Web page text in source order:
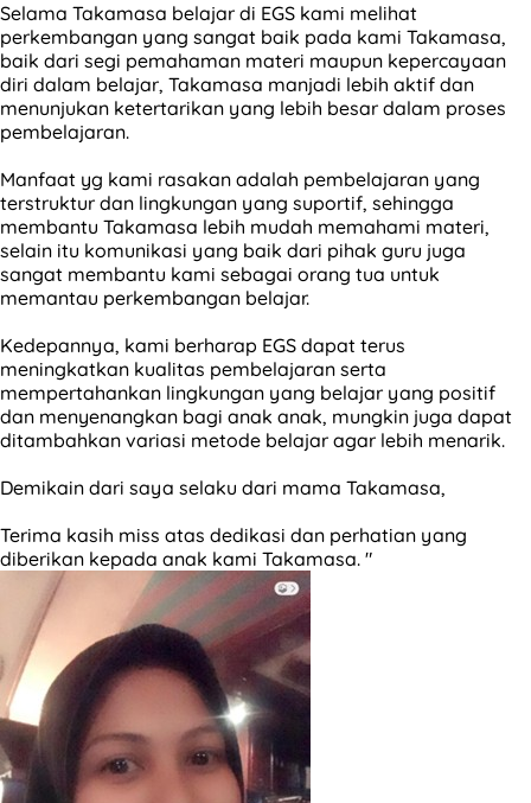
Selama Takamasa belajar di EGS kami melihat
perkembangan yang sangat baik pada kami Takamasa,
baik dari segi pemahaman materi maupun kepercayaan
diri dalam belajar, Takamasa manjadi lebih aktif dan
menunjukan ketertarikan yang lebih besar dalam proses
pembelajaran.
Manfaat yg kami rasakan adalah pembelajaran yang
terstruktur dan lingkungan yang suportif, sehingga
membantu Takamasa lebih mudah memahami materi,
selain itu komunikasi yang baik dari pihak guru juga
sangat membantu kami sebagai orang tua untuk
memantau perkembangan belajar.
Kedepannya, kami berharap EGS dapat terus
meningkatkan kualitas pembelajaran serta
mempertahankan lingkungan yang belajar yang positif
dan menyenangkan bagi anak anak, mungkin juga dapat
ditambahkan variasi metode belajar agar lebih menarik.
Demikain dari saya selaku dari mama Takamasa,
Terima kasih miss atas dedikasi dan perhatian yang
diberikan kepada anak kami Takamasa. "